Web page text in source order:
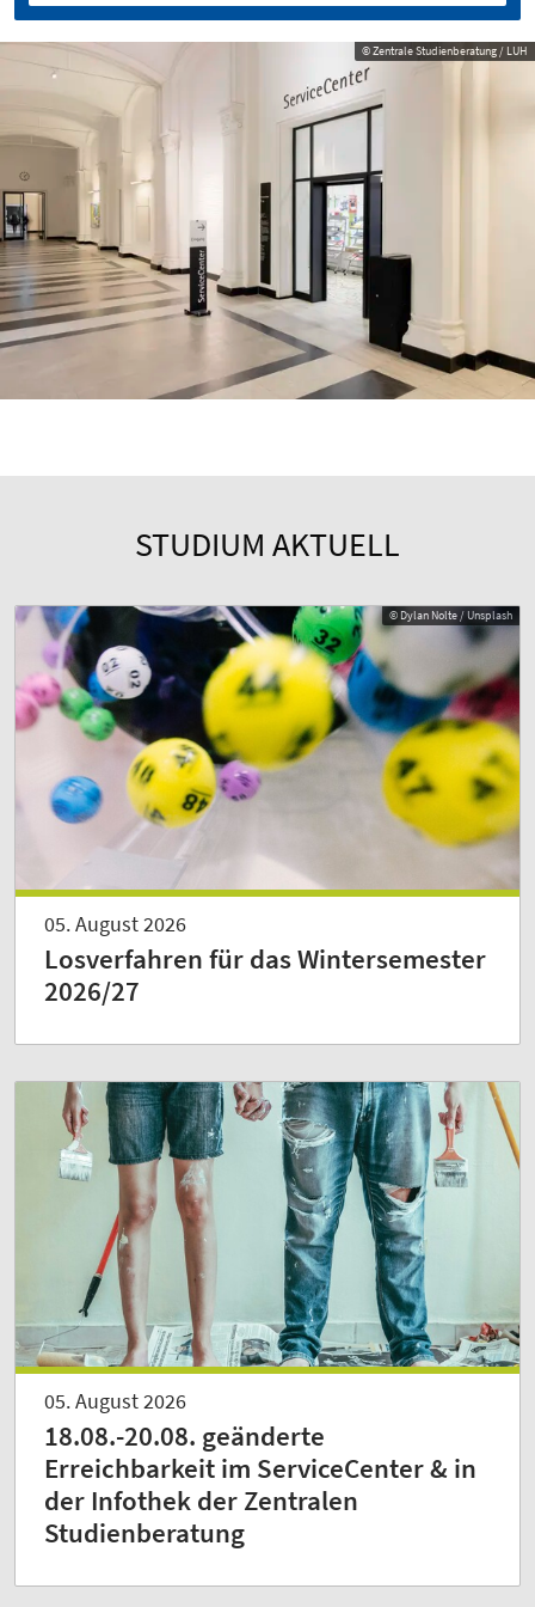
© Zentrale Studienberatung / LUH
STUDIUM AKTUELL
© Dylan Nolte / Unsplash
05. August 2026
Losverfahren für das Wintersemester
2026/27
05. August 2026
18.08.-20.08. geänderte
Erreichbarkeit im ServiceCenter & in
der Infothek der Zentralen
Studienberatung